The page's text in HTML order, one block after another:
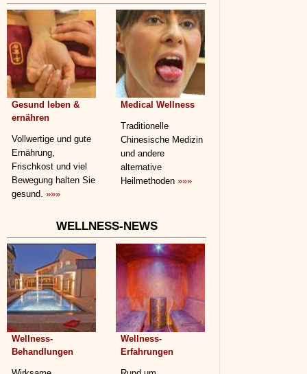
Gesund leben &
ernähren
Vollwertige und gute
Ernährung,
Frischkost und viel
Bewegung halten Sie
gesund. »»»
Medical Wellness
Traditionelle
Chinesische Medizin
und andere
alternative
Heilmethoden »»»
WELLNESS-NEWS
Wellness-
Behandlungen
Wellness-
Erfahrungen